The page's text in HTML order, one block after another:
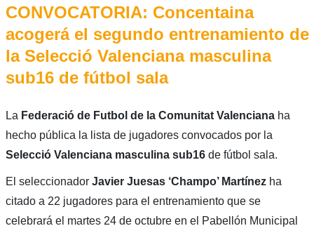
CONVOCATORIA: Concentaina
acogerá el segundo entrenamiento de
la Selecció Valenciana masculina
sub16 de fútbol sala
La Federació de Futbol de la Comunitat Valencianaha
hecho pública la lista de jugadores convocados por la
Selecció Valenciana masculina sub16 de fútbol sala.
El seleccionador Javier Juesas ‘Champo’ Martínezha
citado a 22 jugadores para el entrenamiento que se
celebrará el martes 24 de octubre en el Pabellón Municipal